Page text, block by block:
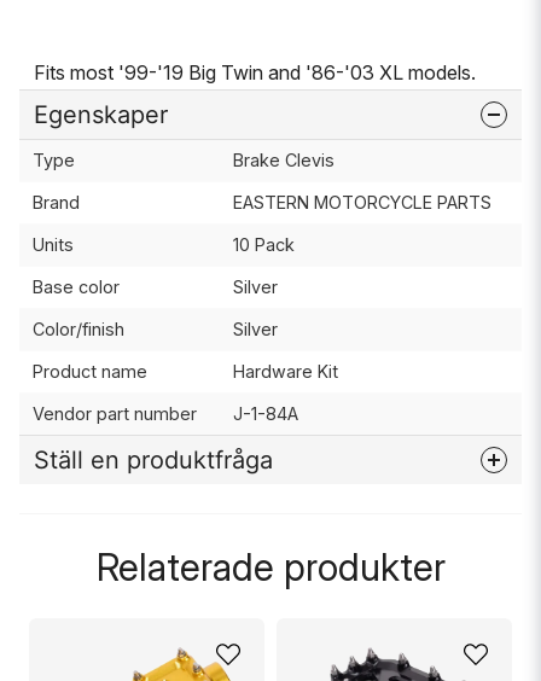
Fits most '99-'19 Big Twin and '86-'03 XL models.
Egenskaper
Type Brake Clevis
Brand EASTERN MOTORCYCLE PARTS
Units 10 Pack
Base color Silver
Color/finish Silver
Product name Hardware Kit
Vendor part number J-1-84A
Ställ en produktfråga
Relaterade produkter